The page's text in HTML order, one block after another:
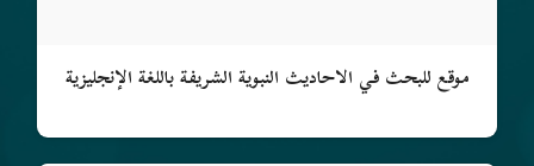
موقع للبحث في الأحاديث النبوية الشريفة باللغة الإنجليزية